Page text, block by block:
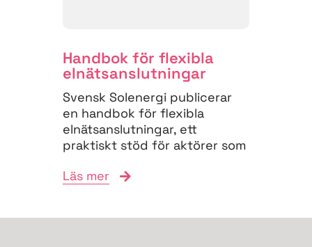
Handbok för flexibla
elnäts­anslutningar
Svensk Solenergi publicerar
en handbok för flexibla
elnätsanslutningar, ett
praktiskt stöd för aktörer som
anslutningsprocessen och
Läs mer